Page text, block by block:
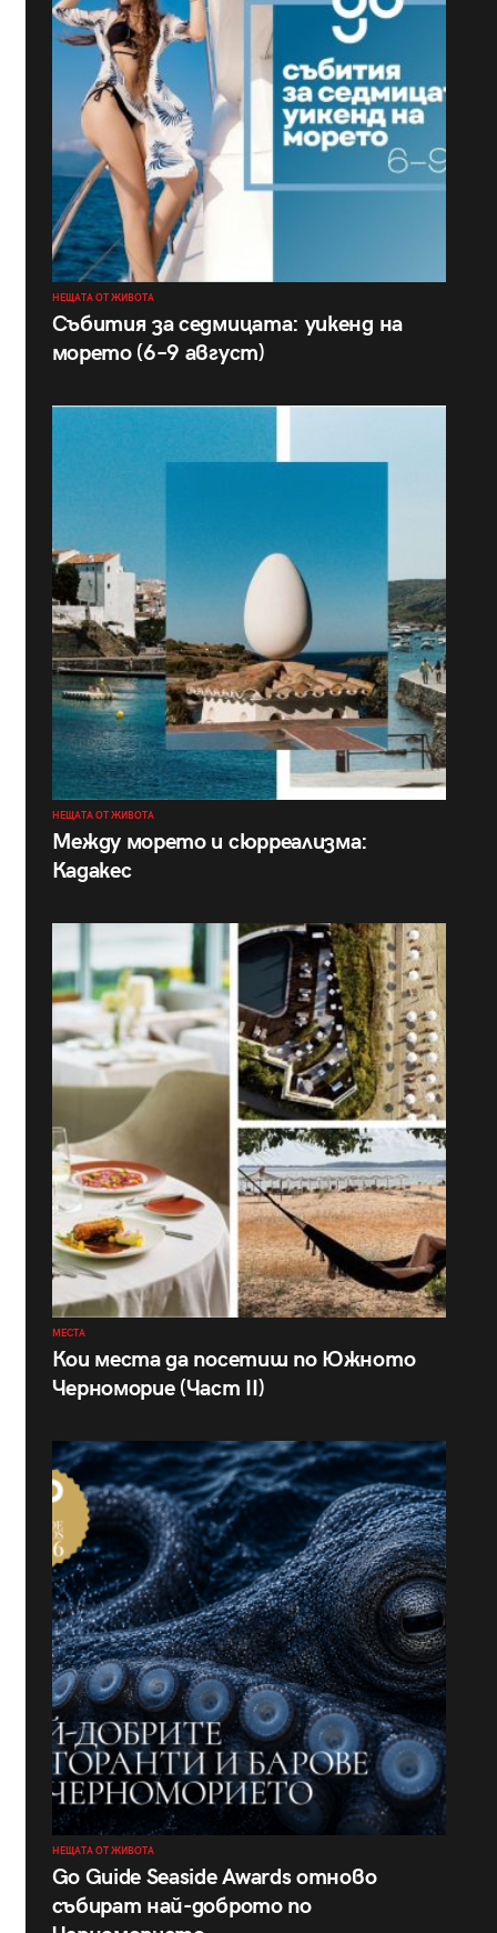
НЕЩАТА ОТ ЖИВОТА
Събития за седмицата: уикенд на
морето (6–9 август)
НЕЩАТА ОТ ЖИВОТА
Между морето и сюрреализма:
Кадакес
МЕСТА
Кои места да посетиш по Южното
Черноморие (Част II)
НЕЩАТА ОТ ЖИВОТА
Go Guide Seaside Awards отново
събират най-доброто по